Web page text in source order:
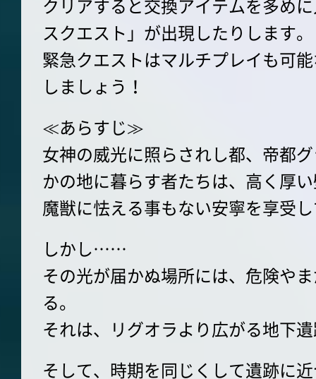
クリアすると交換アイテムを多め
スクエスト」が出現したりします。
緊急クエストはマルチプレイも可
しましょう！
≪あらすじ≫
女神の威光に照らされし都、帝都
かの地に暮らす者たちは、高く厚
魔獣に怯える事もない安寧を享受
しかし……
その光が届かぬ場所には、危険や
る。
それは、リグオラより広がる地下
そして、時期を同じくして遺跡に